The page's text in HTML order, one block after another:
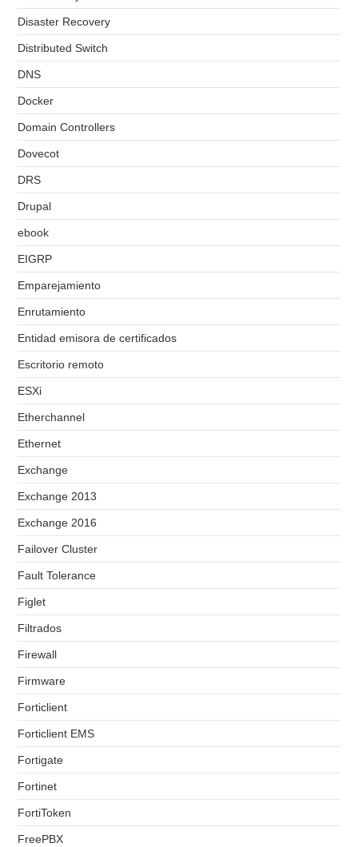
Disaster Recovery
Distributed Switch
DNS
Docker
Domain Controllers
Dovecot
DRS
Drupal
ebook
EIGRP
Emparejamiento
Enrutamiento
Entidad emisora de certificados
Escritorio remoto
ESXi
Etherchannel
Ethernet
Exchange
Exchange 2013
Exchange 2016
Failover Cluster
Fault Tolerance
Figlet
Filtrados
Firewall
Firmware
Forticlient
Forticlient EMS
Fortigate
Fortinet
FortiToken
FreePBX